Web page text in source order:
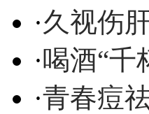
·久视伤
·喝酒“千
·青春痘